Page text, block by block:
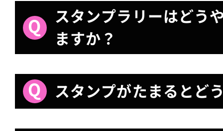
スタンプラリーはどう
ますか？
スタンプがたまるとど